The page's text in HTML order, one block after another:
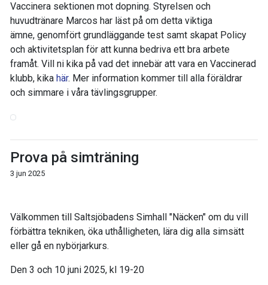
Vaccinera sektionen mot dopning. Styrelsen och
huvudtränare Marcos har läst på om detta viktiga
ämne, genomfört grundläggande test samt skapat Policy
och aktivitetsplan för att kunna bedriva ett bra arbete
framåt. Vill ni kika på vad det innebär att vara en Vaccinerad
klubb, kika här. Mer information kommer till alla föräldrar
och simmare i våra tävlingsgrupper.
Prova på simträning
3 jun 2025
Välkommen till Saltsjöbadens Simhall "Näcken" om du vill
förbättra tekniken, öka uthålligheten, lära dig alla simsätt
eller gå en nybörjarkurs.
Den 3 och 10 juni 2025, kl 19-20